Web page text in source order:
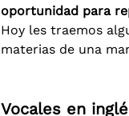
oportunidad para
Hoy les traemos
materias de una
Vocales en